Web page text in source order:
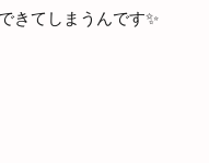
きてしまうんです✨